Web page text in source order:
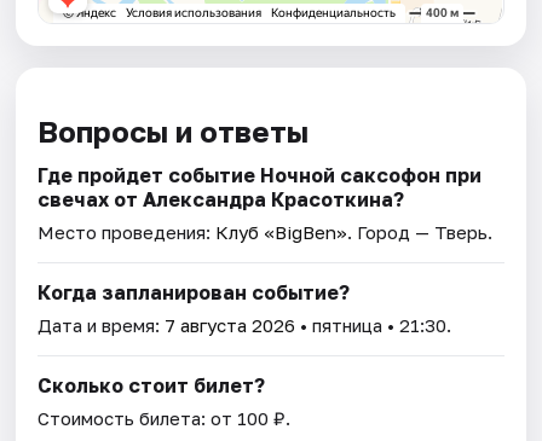
Вопросы и ответы
Где пройдет событие Ночной саксофон при
свечах от Александра Красоткина?
Место проведения: Клуб «BigBen». Город — Тверь.
Когда запланирован событие?
Дата и время: 7 августа 2026 • пятница • 21:30.
Сколько стоит билет?
Стоимость билета: от 100 ₽.